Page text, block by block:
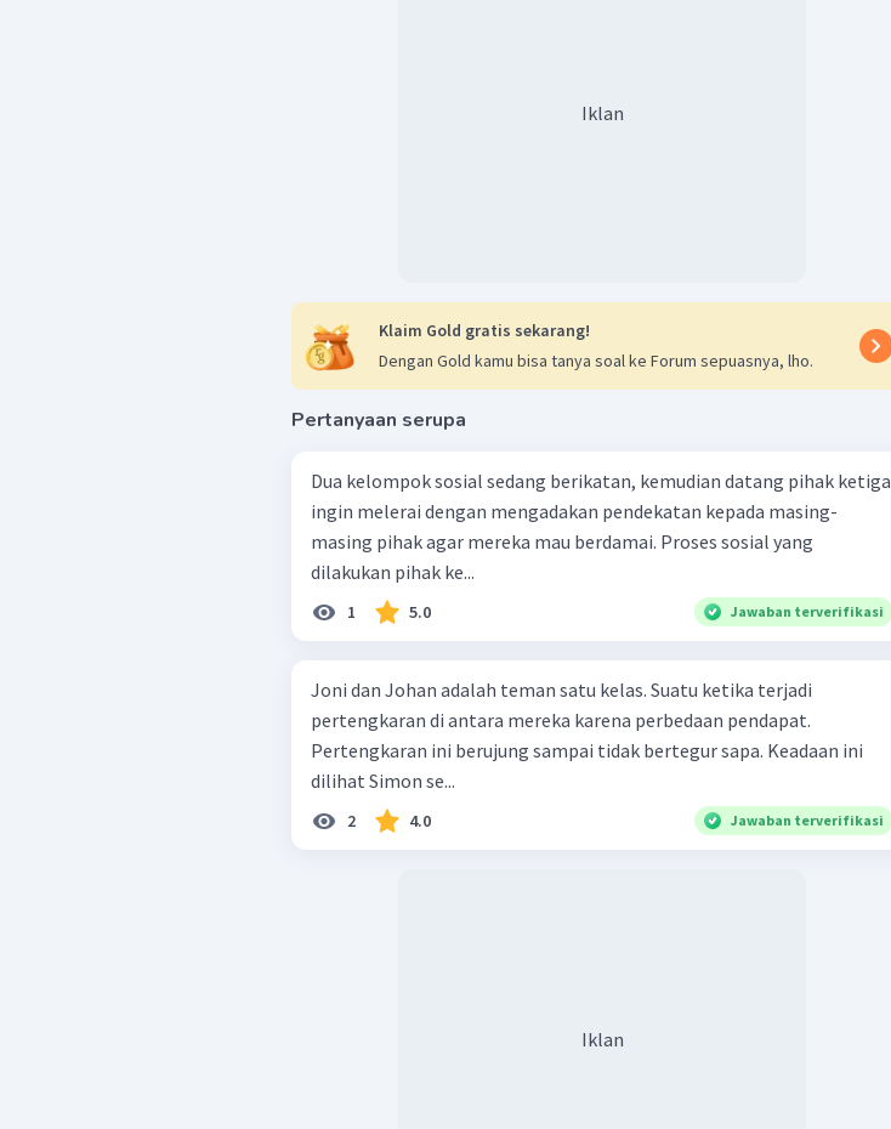
Iklan
Klaim Gold gratis sekarang!
Dengan Gold kamu bisa tanya soal ke Forum sepuasnya, lho.
Pertanyaan serupa
Dua kelompok sosial sedang berikatan, kemudian datang pihak ketiga
ingin melerai dengan mengadakan pendekatan kepada masing-
masing pihak agar mereka mau berdamai. Proses sosial yang
dilakukan pihak ke...
1 5.0 Jawaban terverifikasi
Joni dan Johan adalah teman satu kelas. Suatu ketika terjadi
pertengkaran di antara mereka karena perbedaan pendapat.
Pertengkaran ini berujung sampai tidak bertegur sapa. Keadaan ini
dilihat Simon se...
2 4.0 Jawaban terverifikasi
Iklan